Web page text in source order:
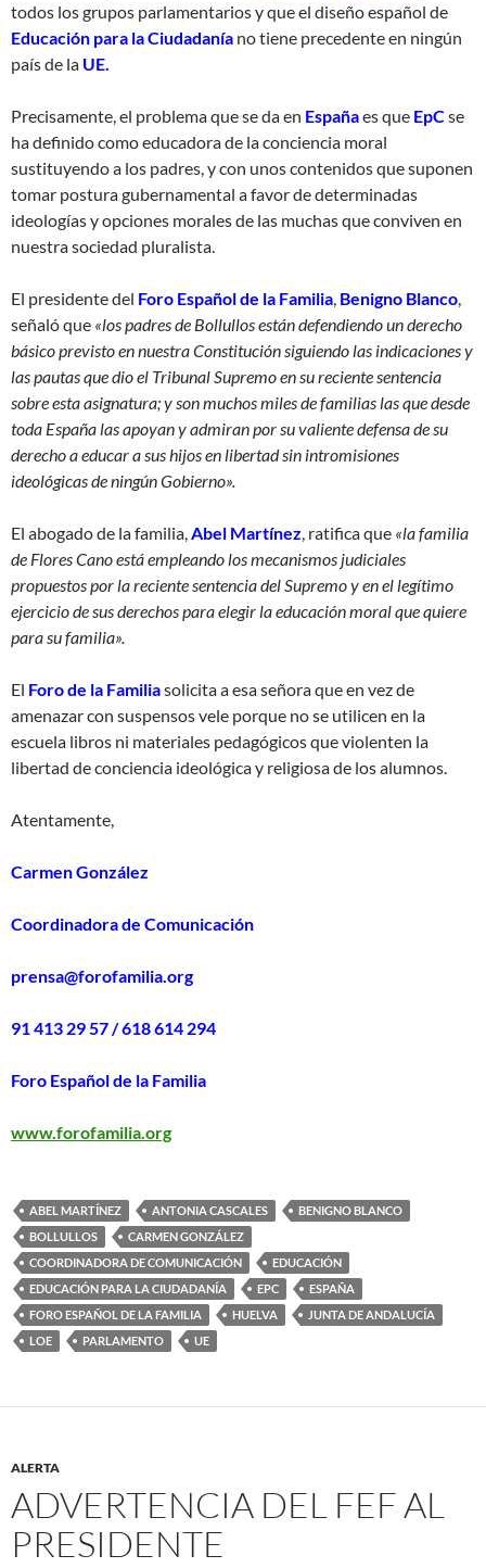
todos los grupos parlamentarios y que el diseño español de
Educación para la Ciudadanía no tiene precedente en ningún
país de la UE.
Precisamente, el problema que se da en Españaes que EpCse
ha definido como educadora de la conciencia moral
sustituyendo a los padres, y con unos contenidos que suponen
tomar postura gubernamental a favor de determinadas
ideologías y opciones morales de las muchas que conviven en
nuestra sociedad pluralista.
El presidente del Foro Español de la Familia, Benigno Blanco,
señaló que «los padres de Bollullos están defendiendo un derecho
básico previsto en nuestra Constitución siguiendo las indicaciones y
las pautas que dio el Tribunal Supremo en su reciente sentencia
sobre esta asignatura; y son muchos miles de familias las que desde
toda España las apoyan y admiran por su valiente defensa de su
derecho a educar a sus hijos en libertad sin intromisiones
ideológicas de ningún Gobierno».
El abogado de la familia,Abel Martínez, ratifica que «la familia
de Flores Cano está empleando los mecanismos judiciales
propuestos por la reciente sentencia del Supremo y en el legítimo
ejercicio de sus derechos para elegir la educación moral que quiere
para su familia».
El Foro de la Familiasolicita a esa señora que en vez de
amenazar con suspensos vele porque no se utilicen en la
escuela libros ni materiales pedagógicos que violenten la
libertad de conciencia ideológica y religiosa de los alumnos.
Atentamente,
Carmen González
Coordinadora de Comunicación
prensa@forofamilia.org
91 413 29 57 / 618 614 294
Foro Español de la Familia
www.forofamilia.org
ABEL MARTÍNEZ ANTONIA CASCALES
BENIGNO BLANCO
BOLLULLOS
CARMEN GONZÁLEZ
COORDINADORA DE COMUNICACIÓN
EDUCACIÓN
EDUCACIÓN PARA LA CIUDADANÍA
EPC
ESPAÑA
FORO ESPAÑOL DE LA FAMILIA
HUELVA
JUNTA DE ANDALUCÍA
LOE
PARLAMENTO UE
ALERTA
ADVERTENCIA DEL FEF AL
PRESIDENTE